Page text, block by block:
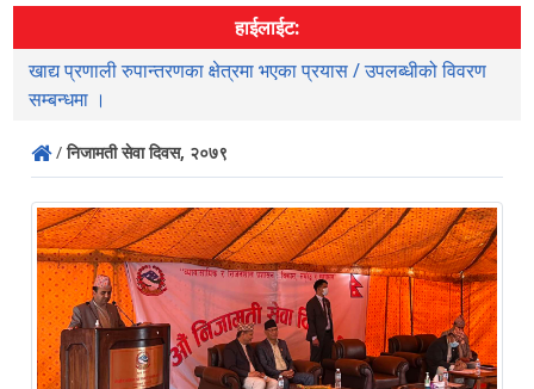
हाईलाईट:
खाद्य प्रणाली रुपान्तरणका क्षेत्रमा भएका प्रयास / उपलब्धीको विवरण
सम्बन्धमा ।
/निजामती सेवा दिवस, २०७९